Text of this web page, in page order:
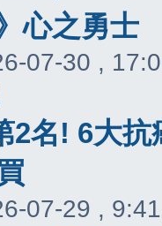
心之勇士
07-30 ,
2名! 6大
07-29 ,